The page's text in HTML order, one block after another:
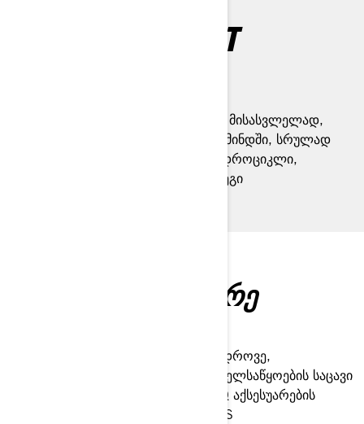
MAVERICK SPORT
ყველაზე მკვეთრი გზა A-დან B-მდე მისასვლელად,
ნებისმიერ რელიეფზე, ნებისმიერ ამინდში, სრულად
დატვირთული თუ არა. Can-Am კვადროციკლი,
რომელიც შექმნილია თქვენი შემდეგი
ᲣᲤᲠᲝ ᲛᲔᲢᲘ, ᲕᲘᲓᲠᲔ
თავგადასავალი თქვენზეა: თანამედროვე,
კომფორტული, ფართო სალონი, ხელსაწყოების საცავი
და სატვირთო საწოლი მზადაა LinQ აქსესუარების
განახლებისთვის. ყველაფერი ROPS